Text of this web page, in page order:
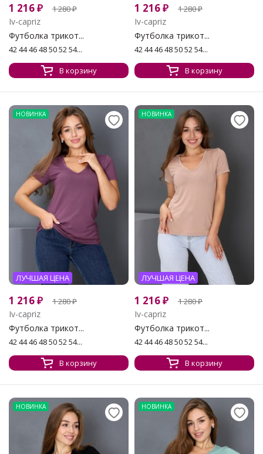
1 216₽ 1 280₽
Iv-capriz
Футболка трикот...
42 44 46 48 50 52 54...
В корзину
1 216₽ 1 280₽
Iv-capriz
Футболка трикот...
42 44 46 48 50 52 54...
В корзину
НОВИНКА
ЛУЧШАЯ ЦЕНА
1 216₽ 1 280₽
Iv-capriz
Футболка трикот...
42 44 46 48 50 52 54...
В корзину
НОВИНКА
ЛУЧШАЯ ЦЕНА
1 216₽ 1 280₽
Iv-capriz
Футболка трикот...
42 44 46 48 50 52 54...
В корзину
НОВИНКА НОВИНКА